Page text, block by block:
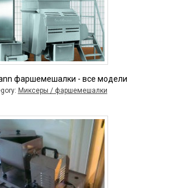
фаршемешалки - все модели
Миксеры / фаршемешалки